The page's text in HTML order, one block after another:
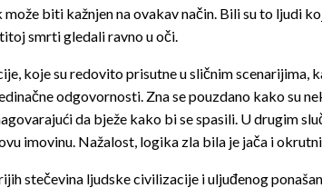
biti kažnjen na ovakav način. Bili su to ljudi
smrti gledali ravno u oči.
koje su redovito prisutne u sličnim scenarijima,
odgovornosti. Zna se pouzdano kako su
da bježe kako bi se spasili. U drugim
imovinu. Nažalost, logika zla bila je jača i
stečevina ljudske civilizacije i uljuđenog